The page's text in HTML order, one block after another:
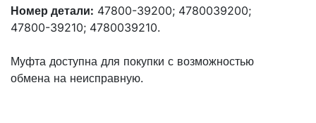
Номер детали: 47800-39200; 4780039200;
47800-39210; 4780039210.
Муфта доступна для покупки с возможностью
обмена на неисправную.